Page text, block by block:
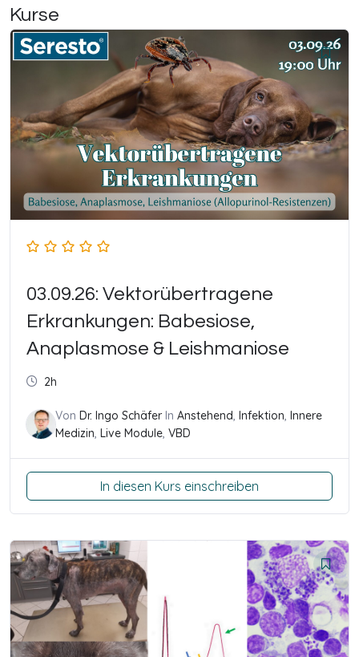
Kurse
03.09.26: Vektorübertragene
Erkrankungen: Babesiose,
Anaplasmose & Leishmaniose
2h
Von Dr. Ingo Schäfer In Anstehend, Infektion, Innere
Medizin, Live Module, VBD
In diesen Kurs einschreiben